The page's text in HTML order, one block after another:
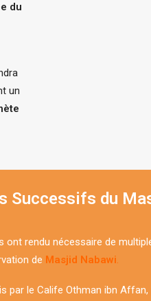
du
Successifs du
ont rendu nécessaire de
de Masjid Nabawi.
le Calife Othman ibn